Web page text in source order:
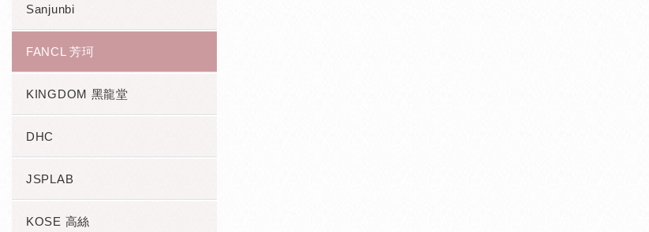
Sanjunbi
FANCL 芳珂
KINGDOM 黑龍堂
DHC
JSPLAB
KOSE 高絲